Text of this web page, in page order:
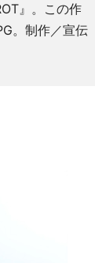
』。この作
。制作／宣伝